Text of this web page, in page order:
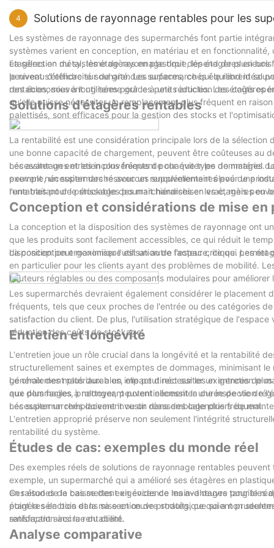
Pour réussir vraiment, les détaillants doivent aller au-delà des
fournisseurs. En tirant parti de ces idées et en s'adaptant aux
gagnante qui profite à toutes les parties impliquées. Qu'il
consommateurs ou de la promotion des relations à long terme,
4 Solutions de rayonnage rentables pour les
Les systèmes de rayonnage des supermarchés font partie
systèmes varient en conception, en matériau et en
étagères en métal, les étagères en plastique, les étagères en
peuvent s'étendre sur de grandes surfaces, ce qui le rend idéal
rentables, souvent utilisées pour les petits articles. Les étagères
qu'elle puisse nécessiter un remplacement plus fréquent en
palettisés, sont efficaces pour la gestion des stocks et
La sélection du système de rayonnage droit dépend de
le niveau d'efficacité souhaité. Les supermarchés équilibrent
des économies à long terme grâce à une réduction des coûts
Solutions d'étagères rentables
La rentabilité est une considération principale lors de la
une bonne capacité de chargement, peuvent être coûteuses au
nécessiter un entretien plus fréquent pour éviter les dommages.
peuvent nécessiter des ressources supplémentaires pour une
rentables pour le stockage des marchandises en vrac, mais
Les avantages et les inconvénients de chaque type de matériel
exemple, un supermarché avec un renouvellement élevé de
l'une traitant de périssables pourrait hiérarchiser les étagères en
Conception et considérations de mise en
La conception et la disposition des systèmes de rayonnage ont
que les produits sont facilement accessibles, ce qui réduit le
disposition peut maximiser l'utilisation de l'espace, ce qui
La conception ergonomique est un autre facteur critique. Les
en particulier pour les clients ayant des problèmes de mobilité.
hauteurs réglables ou des composants modulaires pour
Les supermarchés devraient également considérer le
fréquents, tels que ceux proches de l'entrée ou des catégories
satisfaction du client. De plus, l'utilisation stratégique de
réduction des coûts de stockage.
Entretien et longévité
L'entretien joue un rôle crucial dans la longévité et la rentabilité
structurellement saines et exemptes de dommages, minimisant
généralement plus durables, elle peut nécessiter un entretien
que plus faciles à nettoyer, peuvent nécessiter une inspection
Le choix des matériaux a un impact direct sur les exigences de
aux dommages, prolongeant potentiellement la durée de vie de
nécessiter un remplacement ou un réassemblage plus fréquent.
Les supermarchés doivent investir dans des calendriers de
L'entretien approprié préserve non seulement l'intégrité
rentabilité du système.
Études de cas: exemples du monde réel
Des exemples réels de solutions de rayonnage rentables
exemple, un supermarché qui a amélioré ses étagères en
en raison de la baisse des exigences de main-d'œuvre pour le
étagères en bois dans sa section de produits, ce qui a non
renforçant ainsi la rentabilité.
Ces études de cas mettent en évidence les avantages tangibles
point la sélection et la mise en œuvre stratégique soient
satisfaction accrue du client.
Analyse comparative